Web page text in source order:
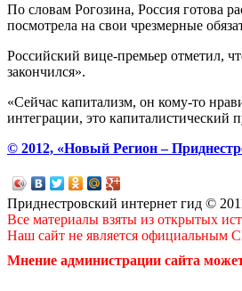
По словам Рогозина, Россия готова
посмотрела на свои чрезмерные
Российский вице-премьер отметил,
закончился».
«Сейчас капитализм, он кому-то
интеграции, это капиталистический
© 2012, «Новый Регион –
Приднестровский интернет гид ©
Все материалы взяты из открытых
Наш сайт не является официальным
Мнение администрации сайта